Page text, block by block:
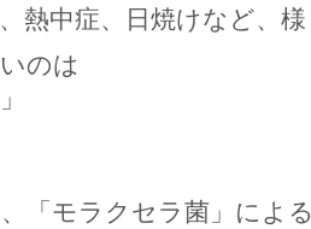
熱中症、日焼けなど、
のは
「モラクセラ菌」によ